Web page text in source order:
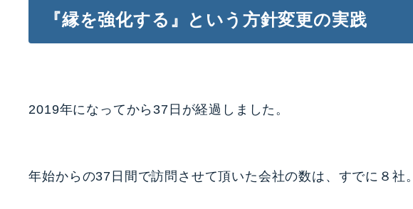
『縁を強化する』という方針変更の実践
2019年になってから37日が経過しました。
年始からの37日間で訪問させて頂いた会社の数は、すでに８社。